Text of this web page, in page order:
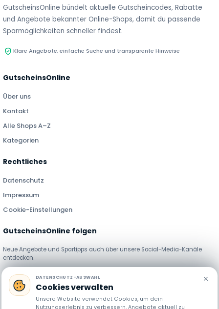
GutscheinsOnline bündelt aktuelle Gutscheincodes, Rabatte
und Angebote bekannter Online-Shops, damit du passende
Sparmöglichkeiten schneller findest.
Klare Angebote, einfache Suche und transparente Hinweise
GutscheinsOnline
Über uns
Kontakt
Alle Shops A–Z
Kategorien
Rechtliches
Datenschutz
Impressum
Cookie-Einstellungen
GutscheinsOnline folgen
Neue Angebote und Spartipps auch über unsere Social-Media-Kanäle
entdecken.
DATENSCHUTZ-AUSWAHL
Cookies verwalten
Unsere Website verwendet Cookies, um dein
Nutzungserlebnis zu verbessern, Angebote aktuell zu